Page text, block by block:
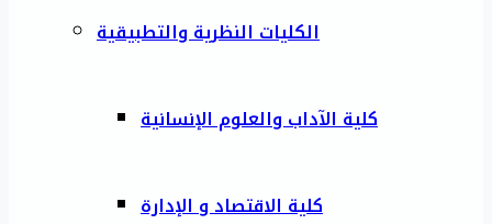
الكليات النظرية والتطبيقية
كلية الآداب والعلوم الإنسانية
كلية الاقتصاد و الإدارة